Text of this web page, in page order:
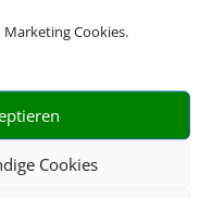
Cookies.
Cookies